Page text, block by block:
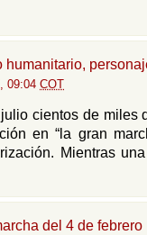
09:04 COT
cientos de miles
en “la gran
Mientras
del 4 de febrero